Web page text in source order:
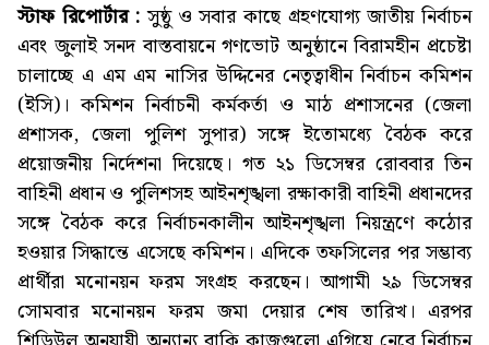
স্টাফ রিপোর্টার : সুষ্ঠু ও সবার কাছে গ্রহণযোগ্য জাতীয় নির্বাচন
এবং জুলাই সনদ বাস্তবায়নে গণভোট অনুষ্ঠানে বিরামহীন প্রচেষ্টা
চালাচ্ছে এ এম এম নাসির উদ্দিনের নেতৃত্বাধীন নির্বাচন কমিশন
(ইসি)। কমিশন নির্বাচনী কর্মকর্তা ও মাঠ প্রশাসনের (জেলা
প্রশাসক, জেলা পুলিশ সুপার) সঙ্গে ইতোমধ্যে বৈঠক করে
প্রয়োজনীয় নির্দেশনা দিয়েছে। গত ২১ ডিসেম্বর রোববার তিন
বাহিনী প্রধান ও পুলিশসহ আইনশৃঙ্খলা রক্ষাকারী বাহিনী প্রধানদের
সঙ্গে বৈঠক করে নির্বাচনকালীন আইনশৃঙ্খলা নিয়ন্ত্রণে কঠোর
হওয়ার সিদ্ধান্তে এসেছে কমিশন। এদিকে তফসিলের পর সম্ভাব্য
প্রার্থীরা মনোনয়ন ফরম সংগ্রহ করছেন। আগামী ২৯ ডিসেম্বর
সোমবার মনোনয়ন ফরম জমা দেয়ার শেষ তারিখ। এরপর